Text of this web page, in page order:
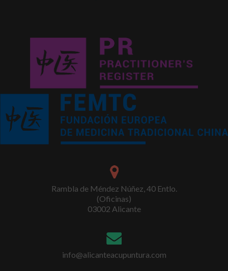
Rambla de Méndez Núñez, 40 Entlo.
(Oficinas)
03002 Alicante
info@alicanteacupuntura.com